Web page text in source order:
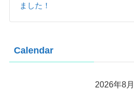
ました！
Calendar
2026年8月